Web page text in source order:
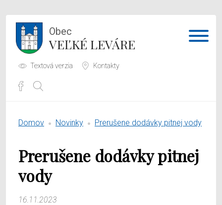
Obec
VEĽKÉ LEVÁRE
Textová verzia Kontakty
Obecný úrad
O obci
Domov Novinky Prerušene dodávky pitnej vody
Prerušene dodávky pitnej
vody
16.11.2023